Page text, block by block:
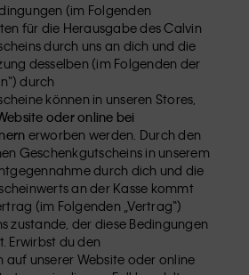
(im Folgenden
für die Herausgabe des Calvin
durch uns an dich und die
desselben (im Folgenden der
durch
können in unseren Stores,
oder online bei
erworben werden. Durch den
Geschenkgutscheins in unserem
durch dich und die
an der Kasse kommt
(im Folgenden „Vertrag“)
zustande, der diese Bedingungen
Erwirbst du den
auf unserer Website oder online